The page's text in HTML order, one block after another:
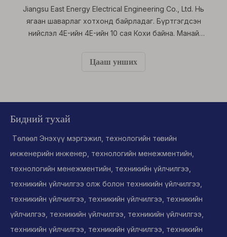
Jiangsu East Energy Electrical Engineering Co., Ltd. Нь
ягаан шаварлаг хотхонд байрладаг. Бүртгэгдсэн
нийслэл 4E-ийн 4E-ийн 10 сая Кохи байна. Манай
тэмдэг. Манай компани нь үйлдвэрлэл, борлуулалт,
Цааш унших
Бидний тухай
Төлөөл Энэхүү мэргэжил, технологийн төвийн
инженерийн инженер, технологийн менежментийн,
технологийн менежментийн, техникийн үйлчилгээ,
техникийн үйлчилгээ олж болон техникийн үйлчилгээ,
техникийн үйлчилгээ, техникийн үйлчилгээ, техникийн
үйлчилгээ, техникийн үйлчилгээ, техникийн үйлчилгээ,
техникийн үйлчилгээ, техникийн үйлчилгээ, техникийн